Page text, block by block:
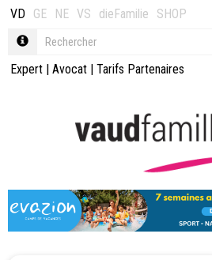
VD GE NE VS dieFamilie SHOP
Expert | Avocat | Tarifs Partenaires